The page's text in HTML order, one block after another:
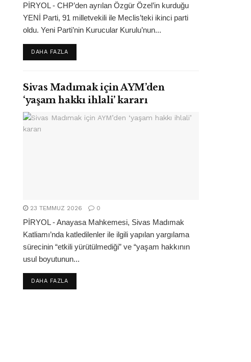
PİRYOL - CHP’den ayrılan Özgür Özel’in kurduğu
YENİ Parti, 91 milletvekili ile Meclis’teki ikinci parti
oldu. Yeni Parti’nin Kurucular Kurulu’nun...
DAHA FAZLA
Sivas Madımak için AYM’den
‘yaşam hakkı ihlali’ kararı
23 TEMMUZ 2026 0
PİRYOL - Anayasa Mahkemesi, Sivas Madımak
Katliamı’nda katledilenler ile ilgili yapılan yargılama
sürecinin “etkili yürütülmediği” ve “yaşam hakkının
usul boyutunun...
DAHA FAZLADETAILS